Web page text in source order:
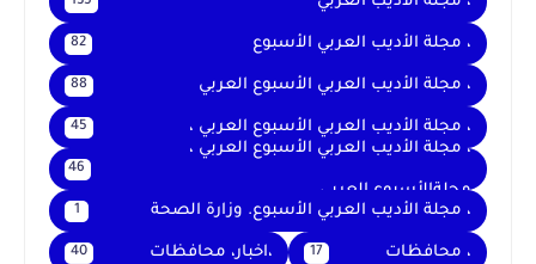
، مجلة الأديب العربي الأسبوع 82
، مجلة الأديب العربي الأسبوع العربي 88
، مجلة الأديب العربي الأسبوع العربي ، 45
، مجلة الأديب العربي الأسبوع العربي ،
مجلةالأسبوع العربي
46
، مجلة الأديب العربي الأسبوع. وزارة الصحة 1
، محافظات 17 ،اخبار، محافظات 40